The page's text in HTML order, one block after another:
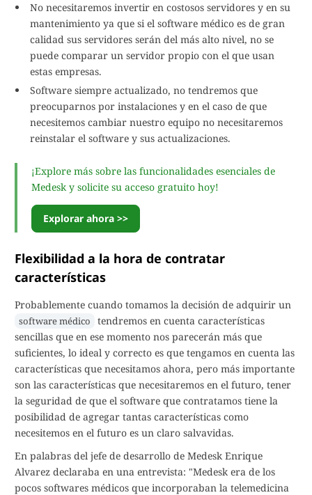
No necesitaremos invertir en costosos servidores y en su
mantenimiento ya que si el software médico es de gran
calidad sus servidores serán del más alto nivel, no se
puede comparar un servidor propio con el que usan
estas empresas.
Software siempre actualizado, no tendremos que
preocuparnos por instalaciones y en el caso de que
necesitemos cambiar nuestro equipo no necesitaremos
reinstalar el software y sus actualizaciones.
¡Explore más sobre las funcionalidades esenciales de
Medesk y solicite su acceso gratuito hoy!
Explorar ahora >>
Flexibilidad a la hora de contratar
características
Probablemente cuando tomamos la decisión de adquirir un
software médico
tendremos en cuenta características
sencillas que en ese momento nos parecerán más que
suficientes, lo ideal y correcto es que tengamos en cuenta las
características que necesitamos ahora, pero más importante
son las características que necesitaremos en el futuro, tener
la seguridad de que el software que contratamos tiene la
posibilidad de agregar tantas características como
necesitemos en el futuro es un claro salvavidas.
En palabras del jefe de desarrollo de Medesk Enrique
Alvarez declaraba en una entrevista: "Medesk era de los
pocos softwares médicos que incorporaban la telemedicina